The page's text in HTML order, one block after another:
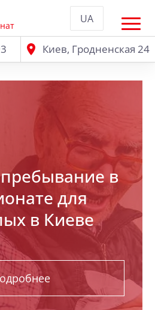
UA
Киев, Гродненская 24
в
для
в Киеве